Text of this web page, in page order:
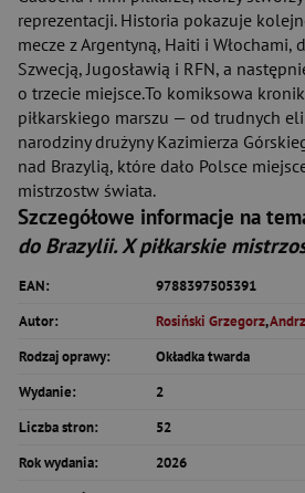
reprezentacji. Historia pokazuje
mecze z Argentyną, Haiti i Włochami,
Szwecją, Jugosławią i RFN, a
o trzecie miejsce.To komiksowa
piłkarskiego marszu — od trudnych
narodziny drużyny Kazimierza
nad Brazylią, które dało Polsce
mistrzostw świata.
Szczegółowe informacje na
do Brazylii. X piłkarskie
EAN:
9788397505391
Autor:
Rosiński Grzegorz,
Rodzaj oprawy:
Okładka twarda
Wydanie:
2
Liczba stron:
52
Rok wydania:
2026